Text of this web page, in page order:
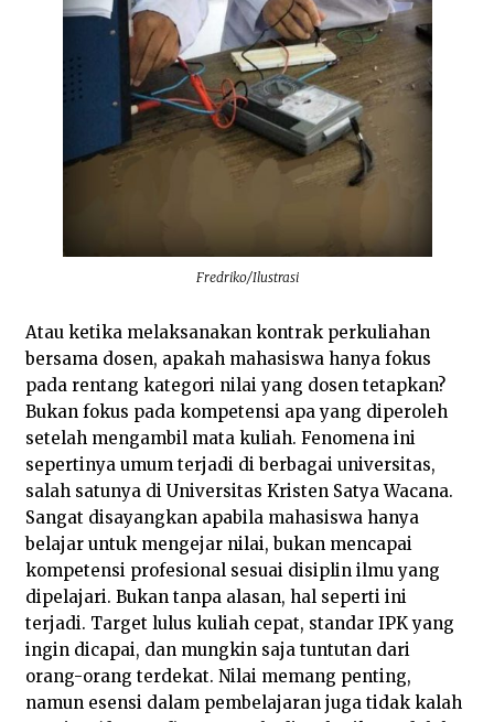
Fredriko/Ilustrasi
Atau ketika melaksanakan kontrak perkuliahan
bersama dosen, apakah mahasiswa hanya fokus
pada rentang kategori nilai yang dosen tetapkan?
Bukan fokus pada kompetensi apa yang diperoleh
setelah mengambil mata kuliah. Fenomena ini
sepertinya umum terjadi di berbagai universitas,
salah satunya di Universitas Kristen Satya Wacana.
Sangat disayangkan apabila mahasiswa hanya
belajar untuk mengejar nilai, bukan mencapai
kompetensi profesional sesuai disiplin ilmu yang
dipelajari. Bukan tanpa alasan, hal seperti ini
terjadi. Target lulus kuliah cepat, standar IPK yang
ingin dicapai, dan mungkin saja tuntutan dari
orang-orang terdekat. Nilai memang penting,
namun esensi dalam pembelajaran juga tidak kalah